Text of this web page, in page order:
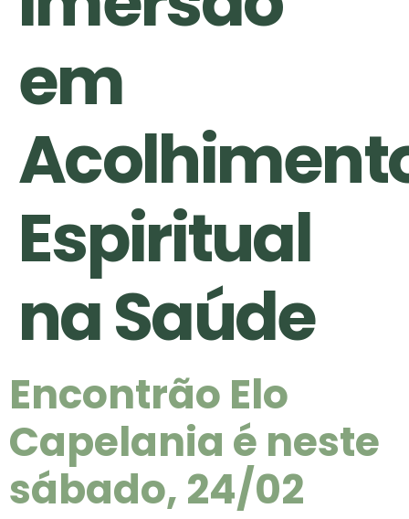
em
Espiritual
na Saúde
Encontrão Elo
Capelania é neste
sábado, 24/02